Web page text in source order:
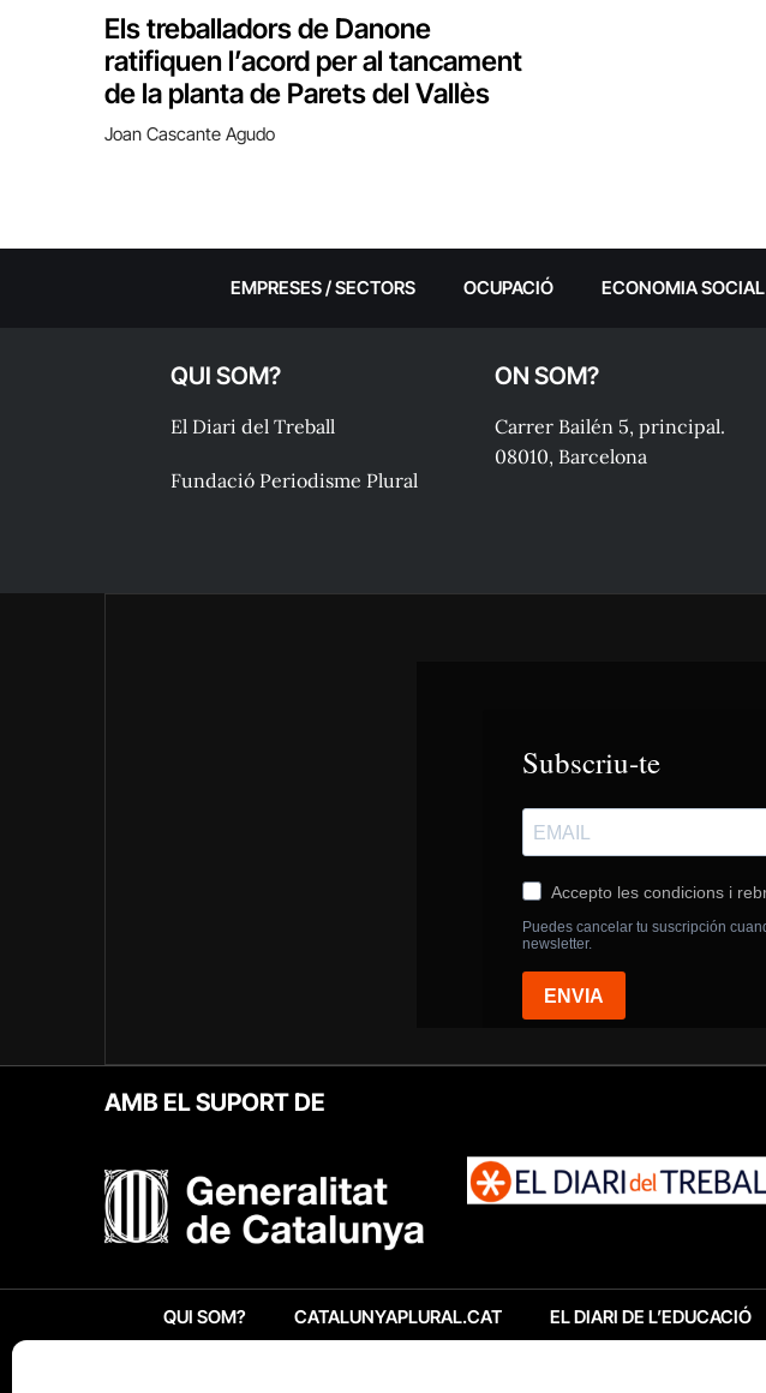
Els treballadors de Danone
ratifiquen l’acord per al tancament
de la planta de Parets del Vallès
Joan Cascante Agudo
EMPRESES / SECTORS OCUPACIÓ ECONOMIA SOCIAL
QUI SOM?
El Diari del Treball
Fundació Periodisme Plural
ON SOM?
Carrer Bailén 5, principal.
08010, Barcelona
AMB EL SUPORT DE
QUI SOM? CATALUNYAPLURAL.CAT EL DIARI DE L’EDUCACIÓ